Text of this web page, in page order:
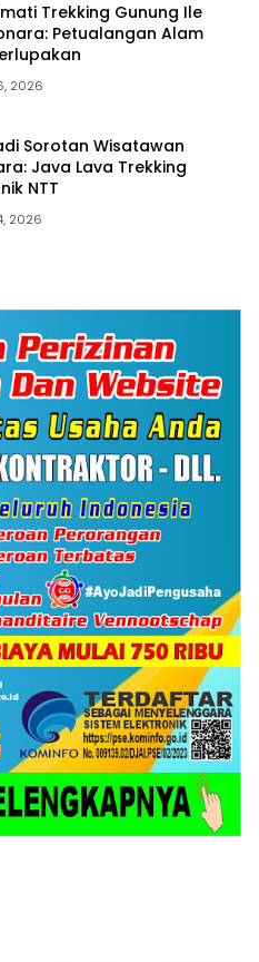
Trekking Gunung Ile
Petualangan Alam
2026
Sorotan Wisatawan
Java Lava Trekking
NTT
2026